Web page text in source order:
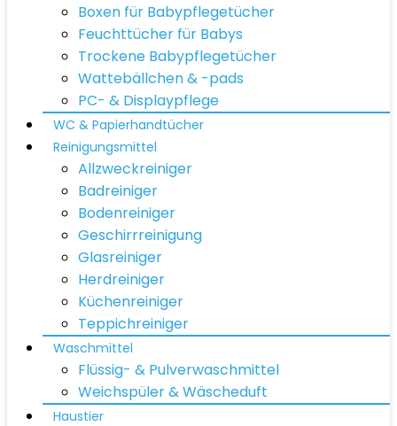
Boxen für Babypflegetücher
Feuchttücher für Babys
Trockene Babypflegetücher
Wattebällchen & -pads
PC- & Displaypflege
WC & Papierhandtücher
Reinigungsmittel
Allzweckreiniger
Badreiniger
Bodenreiniger
Geschirrreinigung
Glasreiniger
Herdreiniger
Küchenreiniger
Teppichreiniger
Waschmittel
Flüssig- & Pulverwaschmittel
Weichspüler & Wäscheduft
Haustier